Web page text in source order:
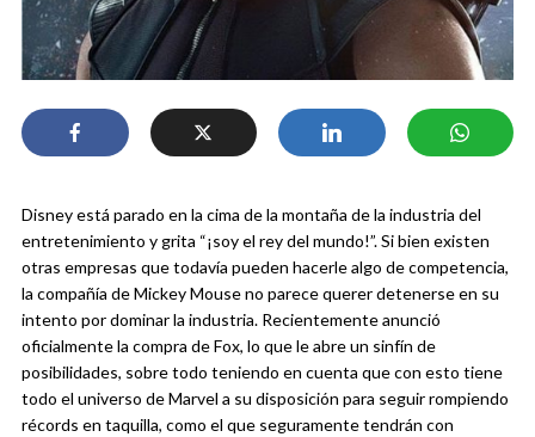
Disney está parado en la cima de la montaña de la industria del
entretenimiento y grita “¡soy el rey del mundo!”. Si bien existen
otras empresas que todavía pueden hacerle algo de competencia,
la compañía de Mickey Mouse no parece querer detenerse en su
intento por dominar la industria. Recientemente anunció
oficialmente la compra de Fox, lo que le abre un sinfín de
posibilidades, sobre todo teniendo en cuenta que con esto tiene
todo el universo de Marvel a su disposición para seguir rompiendo
récords en taquilla, como el que seguramente tendrán con